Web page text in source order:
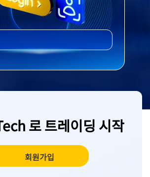
로 트레이딩 시작
회원가입